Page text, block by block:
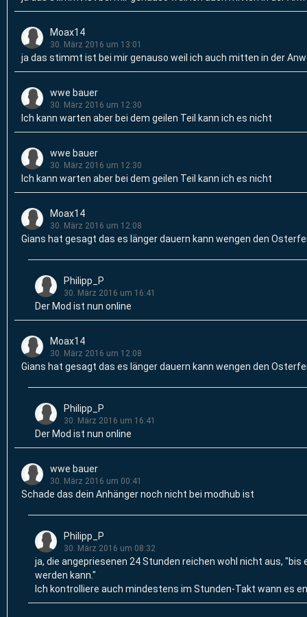
Moax14
30. März 2016 um 13:01
ja das stimmt ist bei mir genauso weil ich auch mitten in der
wwe bauer
30. März 2016 um 12:30
Ich kann warten aber bei dem geilen Teil kann ich es nicht
wwe bauer
30. März 2016 um 12:30
Ich kann warten aber bei dem geilen Teil kann ich es nicht
Moax14
30. März 2016 um 12:08
Gians hat gesagt das es länger dauern kann wengen den
Philipp_P
30. März 2016 um 16:41
Der Mod ist nun online
Moax14
30. März 2016 um 12:08
Gians hat gesagt das es länger dauern kann wengen den
Philipp_P
30. März 2016 um 16:41
Der Mod ist nun online
wwe bauer
30. März 2016 um 00:41
Schade das dein Anhänger noch nicht bei modhub ist
Philipp_P
30. März 2016 um 08:32
ja, die angepriesenen 24 Stunden reichen wohl nicht aus,
werden kann."
Ich kontrolliere auch mindestens im Stunden-Takt wann es